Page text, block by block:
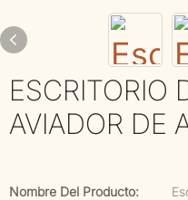
ESCRITORIO
AVIADOR DE
Nombre Del Producto: